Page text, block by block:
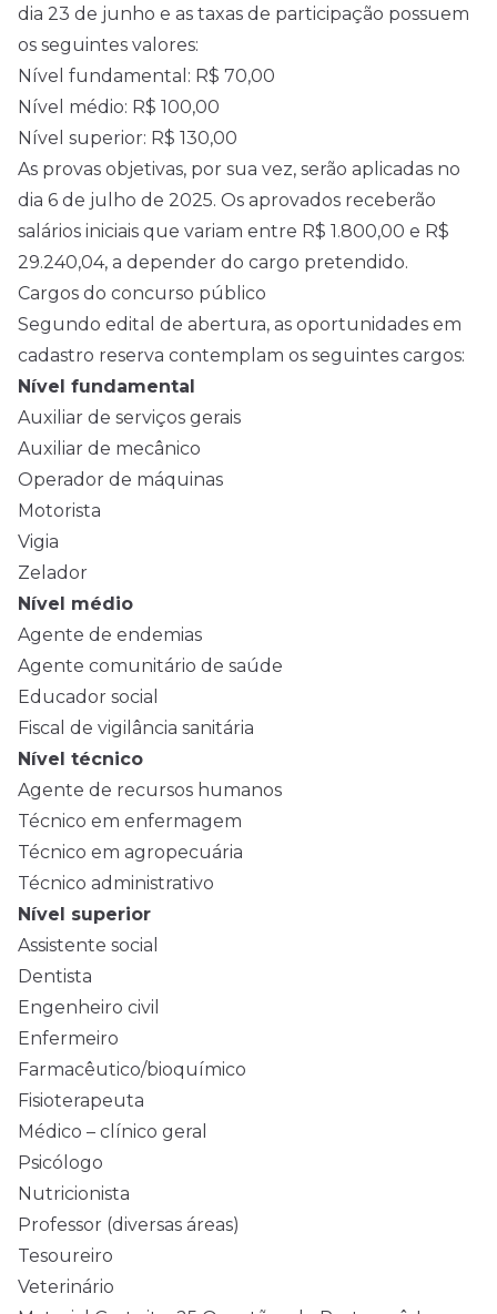
dia 23 de junho e as taxas de participação possuem
os seguintes valores:
Nível fundamental: R$ 70,00
Nível médio: R$ 100,00
Nível superior: R$ 130,00
As provas objetivas, por sua vez, serão aplicadas no
dia 6 de julho de 2025. Os aprovados receberão
salários iniciais que variam entre R$ 1.800,00 e R$
29.240,04, a depender do cargo pretendido.
Cargos do concurso público
Segundo edital de abertura, as oportunidades em
cadastro reserva contemplam os seguintes cargos:
Nível fundamental
Auxiliar de serviços gerais
Auxiliar de mecânico
Operador de máquinas
Motorista
Vigia
Zelador
Nível médio
Agente de endemias
Agente comunitário de saúde
Educador social
Fiscal de vigilância sanitária
Nível técnico
Agente de recursos humanos
Técnico em enfermagem
Técnico em agropecuária
Técnico administrativo
Nível superior
Assistente social
Dentista
Engenheiro civil
Enfermeiro
Farmacêutico/bioquímico
Fisioterapeuta
Médico – clínico geral
Psicólogo
Nutricionista
Professor (diversas áreas)
Tesoureiro
Veterinário